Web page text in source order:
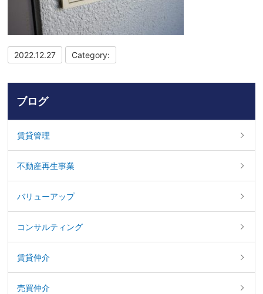
2022.12.27 Category:
ブログ
賃貸管理
不動産再生事業
バリューアップ
コンサルティング
賃貸仲介
売買仲介